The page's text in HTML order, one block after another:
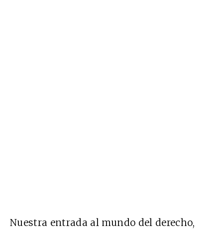
Nuestra entrada al mundo del derecho,